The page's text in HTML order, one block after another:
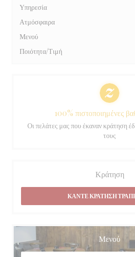
Υπηρεσία
Ατμόσφαιρα
Μενού
Ποιότητα/Τιμή
100% πιστοποιημένες
Οι πελάτες μας που έκαναν κράτηση
τους
Κράτηση
ΚΆΝΤΕ ΚΡΆΤΗΣΗ
Μενού